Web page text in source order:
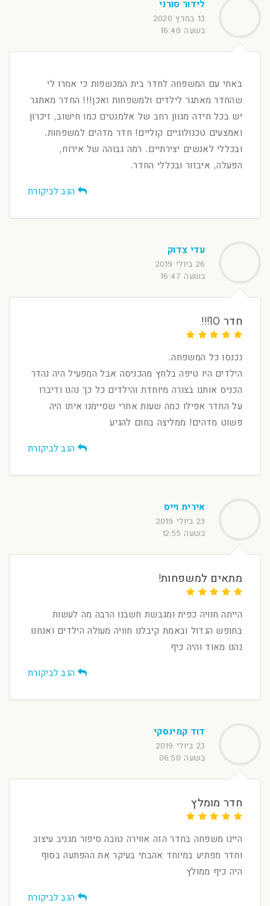
לידור סורני
13 במרץ 2020
בשעה 16:40
באתי עם המשפחה לחדר בית המכשפות כי אמרו לי
שהחדר מאתגר לילדים ולמשפחות ואכן!!! החדר מאתגר
יש בכל חידה מגוון רחב של אלמנטים כמו חישוב, זיכרון
ואמצעים טכנולוגיים קוליים! חדר מדהים למשפחות.
ובכללי לאנשים יצירתיים. רמה גבוהה של אירוח,
הפעלה, איבזור ובכללי החדר.
הגב לביקורת
עדי צדוק
26 ביולי 2019
בשעה 16:47
חדר 10!!!
נכנסו כל המשפחה.
הילדים היו טיפה בלחץ מהכניסה אבל המפעיל היה נהדר
הכניס אותנו בצורה מיוחדת והילדים כל כך נהנו ודיברו
על החדר אפילו כמה שעות אחרי שסיימנו איתו היה
פשוט מדהים! ממליצה בחום להגיע
הגב לביקורת
אירית וייס
23 ביולי 2019
בשעה 12:55
מתאים למשפחות!
הייתה חוויה כפית ומגבשת חשבנו הרבה מה לעשות
בחופש הגדול ובאמת קיבלנו חוויה מעולה הילדים ואנחנו
נהנו מאוד והיה כיף
הגב לביקורת
דוד קמינסקי
23 ביולי 2019
בשעה 06:50
חדר מומלץ
היינו משפחה בחדר הזה אווירה טובה סיפור מגניב עיצוב
וחדר מפתיע במיוחד אהבתי בעיקר את ההפתעה בסוף
היה כיף ממולץ
הגב לביקורת